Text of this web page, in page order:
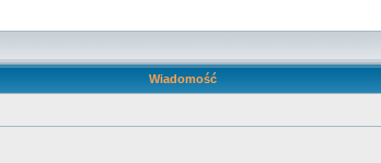
Wiadomość